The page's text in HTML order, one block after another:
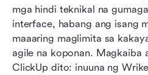
mga hindi teknikal na
interface, habang ang isang
maaaring maglimita sa
agile na koponan. Magkaiba
ClickUp dito: inuuna ng